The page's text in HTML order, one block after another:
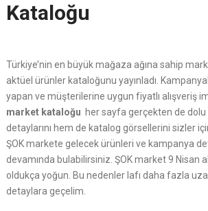
Kataloğu
Türkiye’nin en büyük mağaza ağına sahip
aktüel ürünler kataloğunu yayınladı.
yapan ve müşterilerine uygun fiyatlı alışveriş
market kataloğu her sayfa gerçekten de
detaylarını hem de katalog görsellerini sizler
ŞOK markete gelecek ürünleri ve kampanya
devamında bulabilirsiniz. ŞOK market 9 Nisan
oldukça yoğun. Bu nedenler lafı daha fazla
detaylara geçelim.